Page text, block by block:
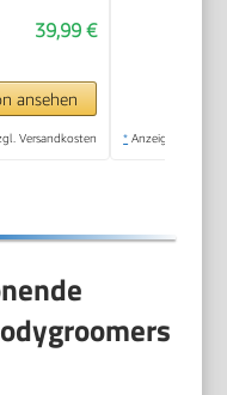
zu
39,99 €
ansehen
Versandkosten * Anzeige